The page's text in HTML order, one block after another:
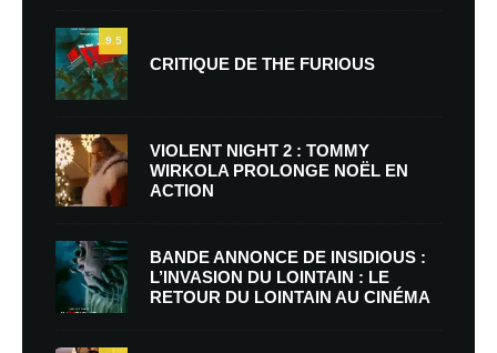
9.5
CRITIQUE DE THE FURIOUS
VIOLENT NIGHT 2 : TOMMY
WIRKOLA PROLONGE NOËL EN
ACTION
BANDE ANNONCE DE INSIDIOUS :
L’INVASION DU LOINTAIN : LE
RETOUR DU LOINTAIN AU CINÉMA